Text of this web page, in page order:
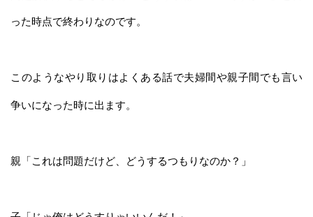
った時点で終わりなのです。
このようなやり取りはよくある話で夫婦間や親子間でも言い
争いになった時に出ます。
親「これは問題だけど、どうするつもりなのか？」